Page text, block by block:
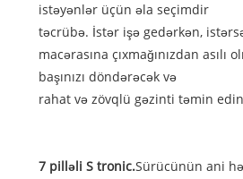
istəyənlər üçün əla seçimdir
təcrübə. İstər işə gedərkən,
macərasına çıxmağınızdan asılı
başınızı döndərəcək və
rahat və zövqlü gəzinti təmin
7 pilləli S tronic.Sürücünün ani